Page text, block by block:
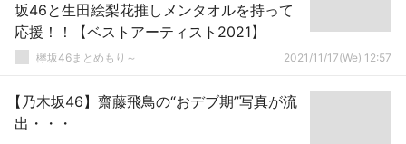
坂46と生田絵梨花推しメンタオルを持って
応援！！【ベストアーティスト2021】
欅坂46まとめもり～ 2021/11/17(We) 12:57
【乃木坂46】齋藤飛鳥の“おデブ期”写真が流
出・・・